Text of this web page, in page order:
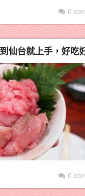
0
仙台就上手，好吃
0